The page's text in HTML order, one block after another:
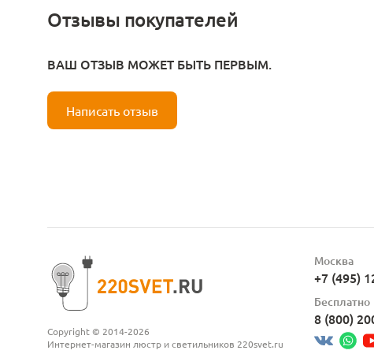
Отзывы покупателей
ВАШ ОТЗЫВ МОЖЕТ БЫТЬ ПЕРВЫМ.
Написать отзыв
Copyright © 2014-2026
Интернет-магазин люстр и светильников 220svet.ru
Москва
+7 (495)
Бесплатно
8 (800)